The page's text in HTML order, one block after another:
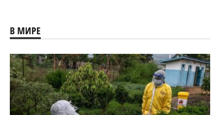
В МИРЕ